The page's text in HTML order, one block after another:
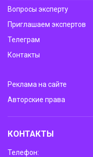
Вопросы эксперту
Приглашаем экспертов
Телеграм
Контакты
Реклама на сайте
Авторские права
КОНТАКТЫ
Телефон: